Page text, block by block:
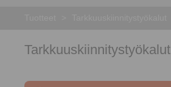
Tarkkuuskiinnitystyökalut